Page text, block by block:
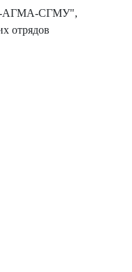
АГМА-СГМУ",
отрядов